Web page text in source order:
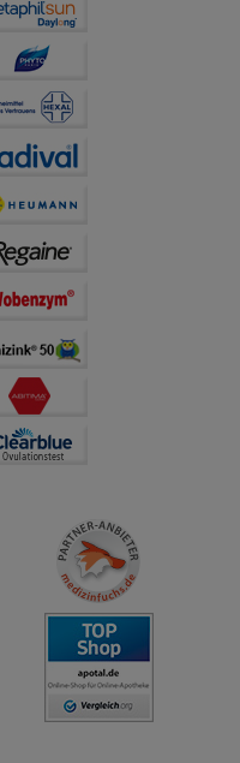
Werbung auf
Sie zu gestalten.
teilweise an